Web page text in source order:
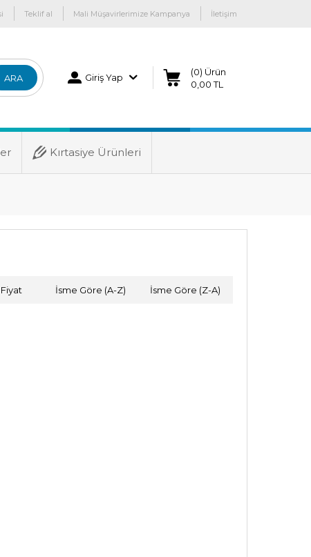
Teklif al Mali Müşavirlerimize Kampanya İletişim
ARA Giriş Yap
(0) Ürün
0,00 TL
Kırtasiye Ürünleri
İsme Göre (A-Z) İsme Göre (Z-A)